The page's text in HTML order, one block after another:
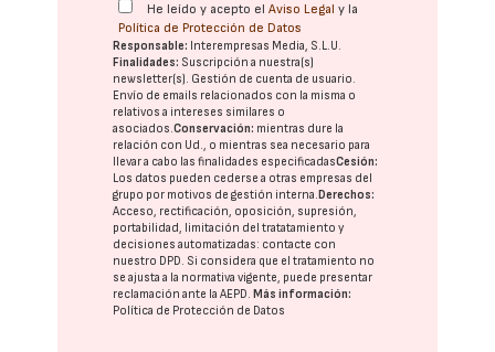
He leído y acepto elAviso Legal y la
Política de Protección de Datos
Responsable: Interempresas Media, S.L.U.
Finalidades: Suscripción a nuestra(s)
newsletter(s). Gestión de cuenta de usuario.
Envío de emails relacionados con la misma o
relativos a intereses similares o
asociados.Conservación: mientras dure la
relación con Ud., o mientras sea necesario para
llevar a cabo las finalidades especificadasCesión:
Los datos pueden cederse a otras empresas del
grupo por motivos de gestión interna. Derechos:
Acceso, rectificación, oposición, supresión,
portabilidad, limitación del tratatamiento y
decisiones automatizadas: contacte con
nuestro DPD. Si considera que el tratamiento no
se ajusta a la normativa vigente, puede presentar
reclamación ante laAEPD. Más información:
Política de Protección de Datos